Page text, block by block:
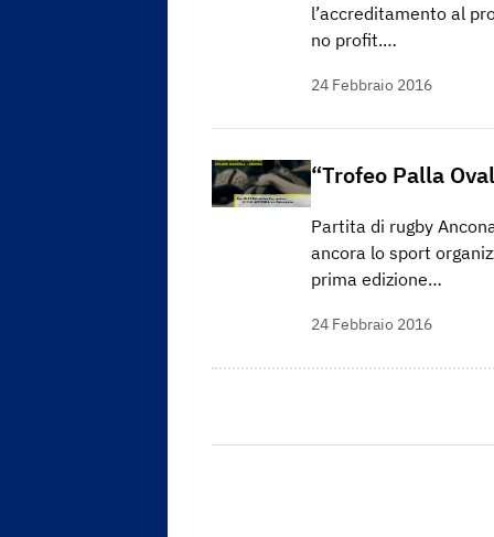
l’accreditamento al
no profit.…
24 Febbraio 2016
“Trofeo Palla
Partita di rugby
ancora lo sport
prima edizione…
24 Febbraio 2016